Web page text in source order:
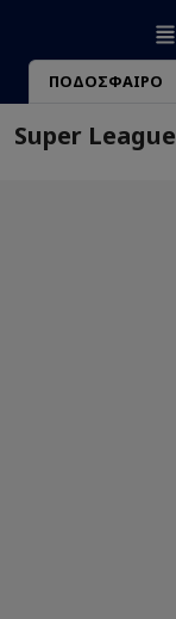
ΠΟΔΟΣΦΑΙΡΟ
Super League